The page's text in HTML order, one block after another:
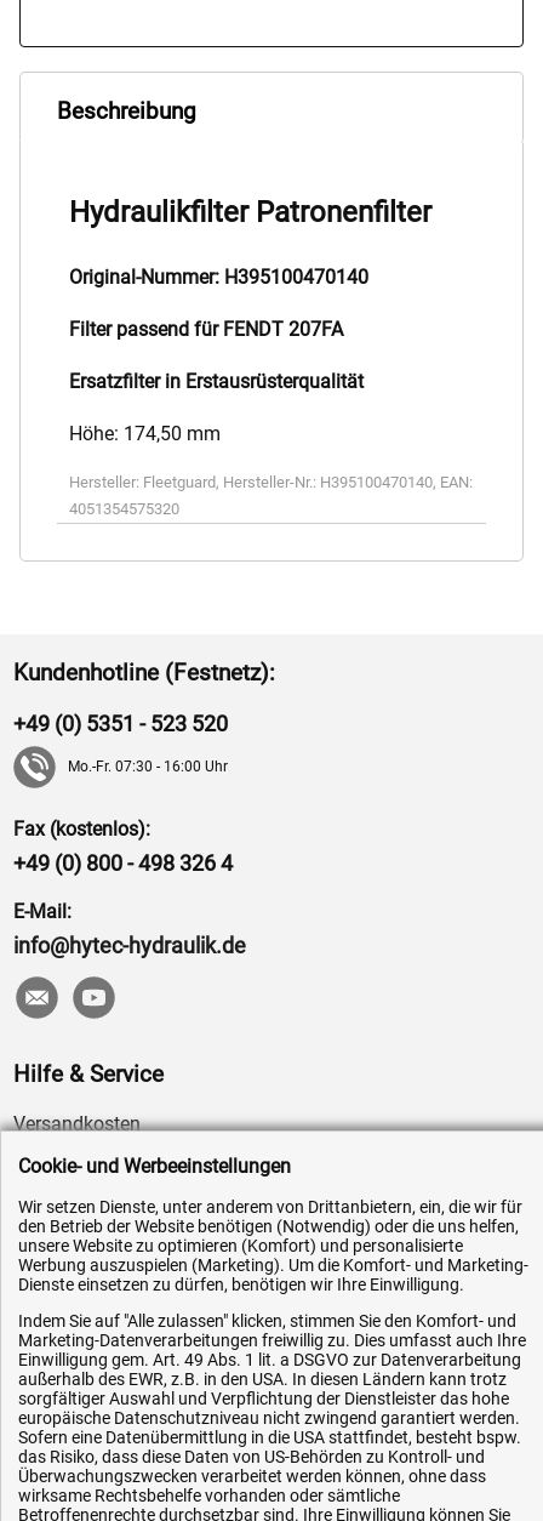
Beschreibung
Hydraulikfilter Patronenfilter
Original-Nummer: H395100470140
Filter passend für FENDT 207FA
Ersatzfilter in Erstausrüsterqualität
Höhe: 174,50 mm
Hersteller: Fleetguard , Hersteller-Nr.: H395100470140, EAN:
4051354575320
Kundenhotline (Festnetz):
+49 (0) 5351 - 523 520
Mo.-Fr. 07:30 - 16:00 Uhr
Fax (kostenlos):
+49 (0) 800 - 498 326 4
E-Mail:
info@hytec-hydraulik.de
Hilfe & Service
Versandkosten
Zahlungsarten
Service
AGB / Widerrufsrecht
Datenschutz
Karriere
OEM-Ersatzteile
Technik-Hilfe
Downloads
Kontakt
Cookie- und Werbeeinstellungen
Wir setzen Dienste, unter anderem von Drittanbietern, ein, die wir für
den Betrieb der Website benötigen (Notwendig) oder die uns helfen,
unsere Website zu optimieren (Komfort) und personalisierte
Werbung auszuspielen (Marketing). Um die Komfort- und Marketing-
Dienste einsetzen zu dürfen, benötigen wir Ihre Einwilligung.
Indem Sie auf "Alle zulassen" klicken, stimmen Sie den Komfort- und
Marketing-Datenverarbeitungen freiwillig zu. Dies umfasst auch Ihre
Einwilligung gem. Art. 49 Abs. 1 lit. a DSGVO zur Datenverarbeitung
außerhalb des EWR, z.B. in den USA. In diesen Ländern kann trotz
sorgfältiger Auswahl und Verpflichtung der Dienstleister das hohe
europäische Datenschutzniveau nicht zwingend garantiert werden.
Sofern eine Datenübermittlung in die USA stattfindet, besteht bspw.
das Risiko, dass diese Daten von US-Behörden zu Kontroll- und
Überwachungszwecken verarbeitet werden können, ohne dass
wirksame Rechtsbehelfe vorhanden oder sämtliche
Betroffenenrechte durchsetzbar sind. Ihre Einwilligung können Sie